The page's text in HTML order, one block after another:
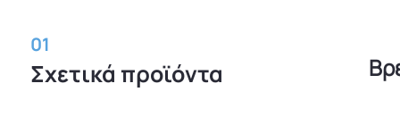
Σχετικά προϊόντα
01